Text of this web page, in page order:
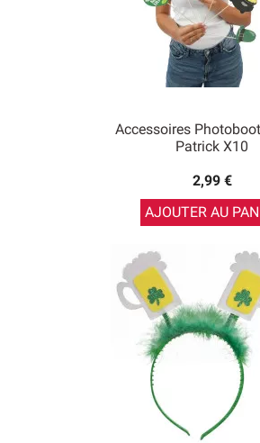
Accessoires
Patrick X10
2,99 €
AJOUTER AU